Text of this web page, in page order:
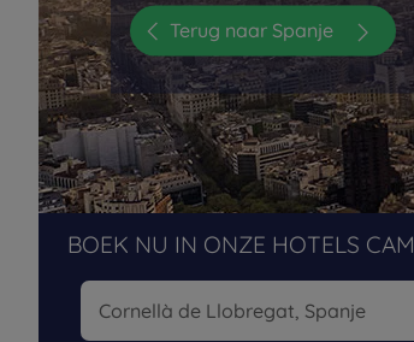
Terug naar Spanje
BOEK NU IN ONZE HOTELS